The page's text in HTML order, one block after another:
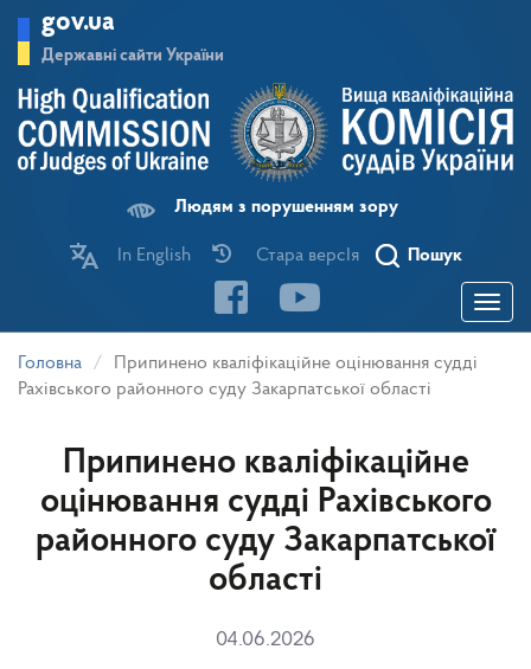
основного
матеріалу
gov.ua
Державні сайти України
Людям з порушенням зору
In English Стара версІя Пошук
Toggle
Головна
Припинено кваліфікаційне оцінювання судді
Рахівського районного суду Закарпатської області
Припинено кваліфікаційне
оцінювання судді Рахівського
районного суду Закарпатської
області
04.06.2026